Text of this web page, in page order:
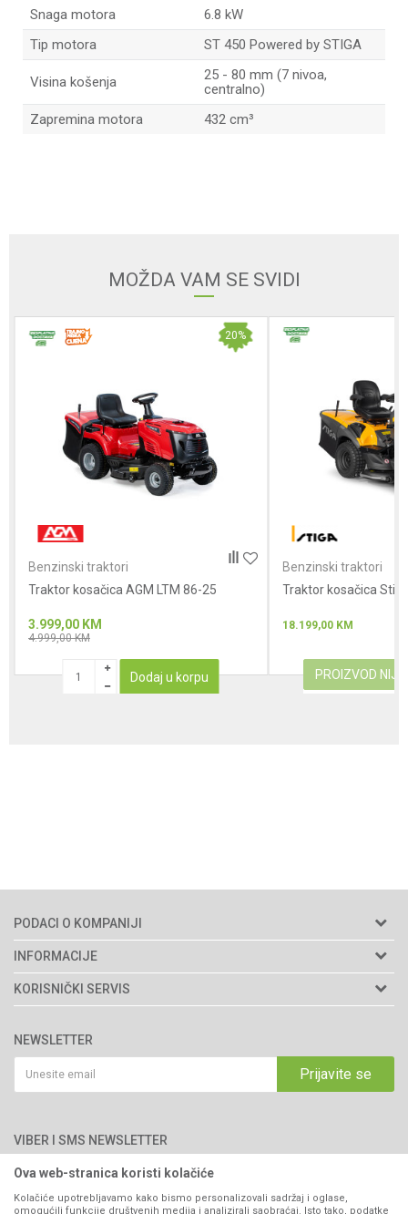
Snaga motora
6.8 kW
Tip motora
ST 450 Powered by STIGA
Visina košenja
25 - 80 mm (7 nivoa,
centralno)
Zapremina motora
432 cm³
Anti-spam zaštita - izračunajte koliko je 6 - 1 :
MOŽDA VAM SE SVIDI
20%
Benzinski traktori
Traktor kosačica AGM LTM 86-25
3.999,00 KM
4.999,00KM
Dodaj u korpu
Benzinski traktori
Traktor kosačica
18.199,00 KM
PROIZVOD
PODACI O KOMPANIJI
Agromarket d.o.o.
Matični broj: 11003826
76300 Bijeljina
066/44-99-00
INFORMACIJE
O nama
Brendovi
Katalozi
Saradnja
Kontakt
KORISNIČKI SERVIS
Politika privatnosti
Kako kupiti
Isporuka
Pravo na odustajanje
Reklamacije
Povraćaj sredstava
NEWSLETTER
Prijavite se
VIBER I SMS NEWSLETTER
Ova web-stranica koristi kolačiće
Kolačiće upotrebljavamo kako bismo personalizovali sadržaj i oglase,
omogućili funkcije društvenih medija i analizirali saobraćaj. Isto tako, podatke